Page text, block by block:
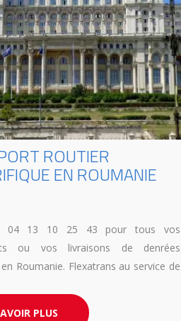
ROUTIER
EN ROUMANIE
04 13 10 25 43 pour tous vos
ou vos livraisons de denrées
Roumanie. Flexatrans au service de
PLUS